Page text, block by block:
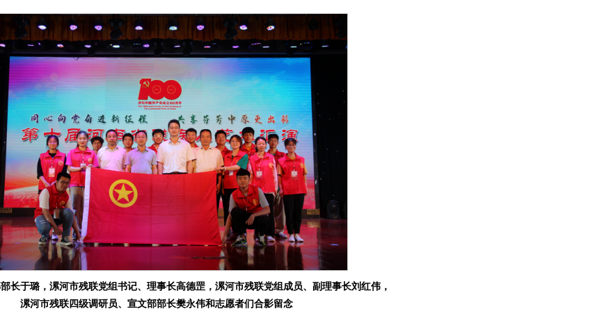
长于璐，漯河市残联党组书记、理事长高德罡， 漯河市残联党组成员、副理事长刘红伟，
漯河市残联四级调研员、宣文部部长樊永伟和志愿者们合影留念